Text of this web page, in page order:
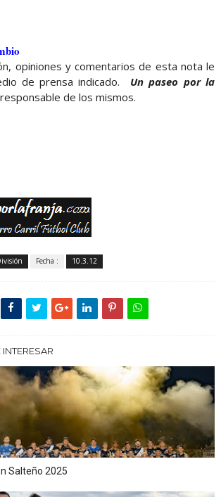
opiniones y comentarios de esta nota le
de prensa indicado. Un paseo por la
de los mismos.
Fecha : 10.3.12
Salteño 2025